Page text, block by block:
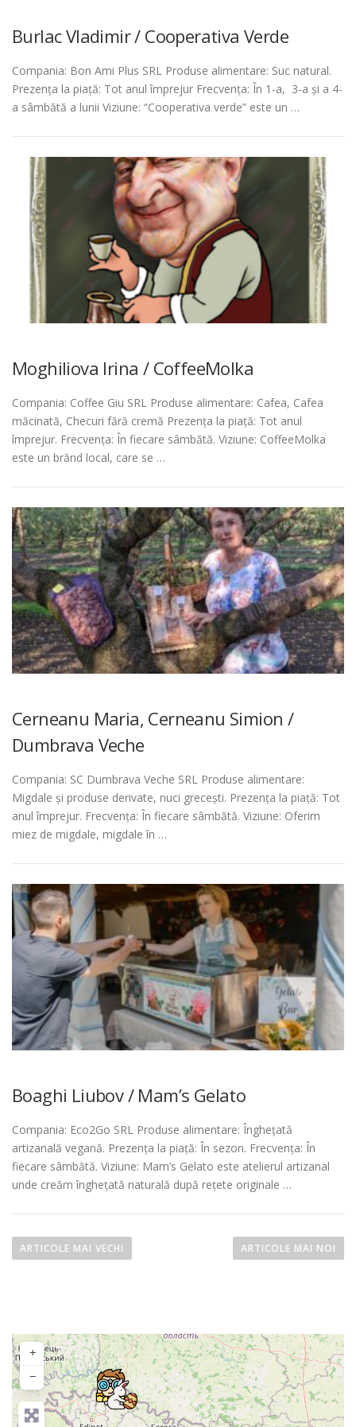
Burlac Vladimir / Cooperativa Verde
Compania: Bon Ami Plus SRL Produse alimentare: Suc natural.
Prezența la piață: Tot anul împrejur Frecvența: În 1-a, 3-a și a 4-
a sâmbătă a lunii Viziune: “Cooperativa verde” este un …
Moghiliova Irina / CoffeeMolka
Compania: Coffee Giu SRL Produse alimentare: Cafea, Cafea
măcinată, Checuri fără cremă Prezența la piață: Tot anul
împrejur. Frecvența: În fiecare sâmbătă. Viziune: CoffeeMolka
este un brănd local, care se …
Cerneanu Maria, Cerneanu Simion /
Dumbrava Veche
Compania: SC Dumbrava Veche SRL Produse alimentare:
Migdale și produse derivate, nuci grecești. Prezența la piață: Tot
anul împrejur. Frecvența: În fiecare sâmbătă. Viziune: Oferim
miez de migdale, migdale în …
Boaghi Liubov / Mam’s Gelato
Compania: Eco2Go SRL Produse alimentare: Înghețată
artizanală vegană. Prezența la piață: În sezon. Frecvența: În
fiecare sâmbătă. Viziune: Mam’s Gelato este atelierul artizanal
unde creăm înghețată naturală după rețete originale …
a
a
r
e
î
ARTICOLE MAI VECHI ARTICOLE MAI NOI
+
−